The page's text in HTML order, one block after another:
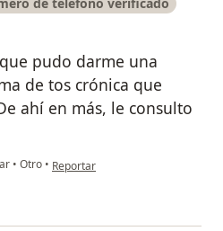
pudo darme una
de tos crónica que
ahí en más, le consulto
• Otro • en opinión del usuario Laura
Reportar